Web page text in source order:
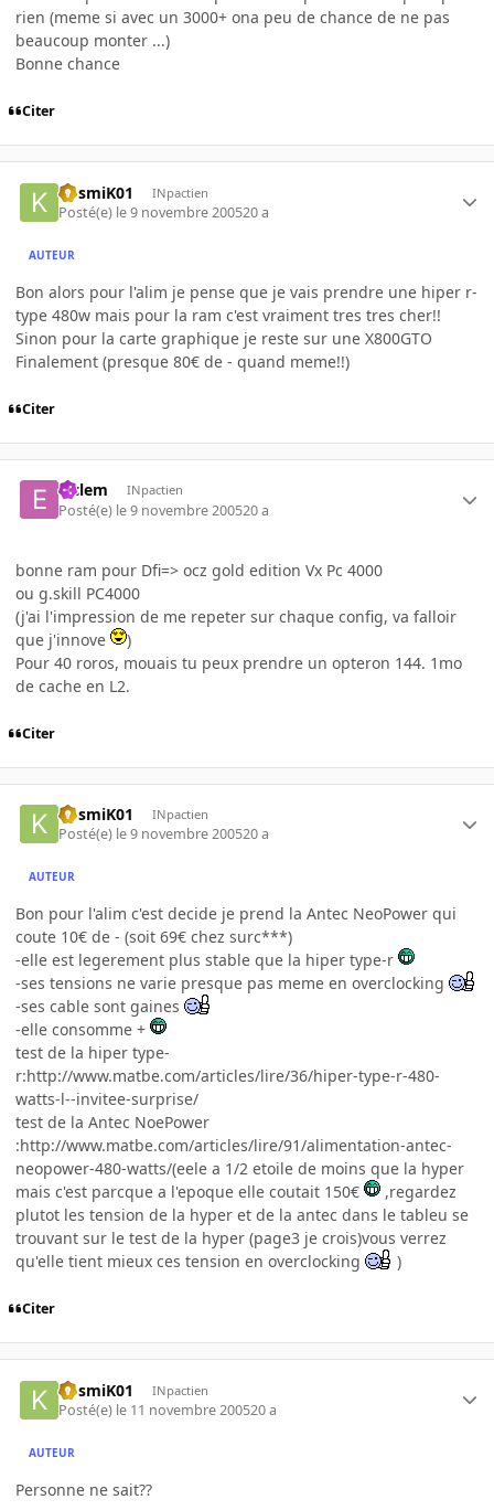
rien (meme si avec un 3000+ ona peu de chance de ne pas
beaucoup monter ...)
Bonne chance
Citer
KosmiK01 INpactien
Posté(e) le 9 novembre 200520 a
AUTEUR
Bon alors pour l'alim je pense que je vais prendre une hiper r-
type 480w mais pour la ram c'est vraiment tres tres cher!!
Sinon pour la carte graphique je reste sur une X800GTO
Finalement (presque 80€ de - quand meme!!)
Citer
elclem INpactien
Posté(e) le 9 novembre 200520 a
bonne ram pour Dfi=> ocz gold edition Vx Pc 4000
ou g.skill PC4000
(j'ai l'impression de me repeter sur chaque config, va falloir
que j'innove
)
Pour 40 roros, mouais tu peux prendre un opteron 144. 1mo
de cache en L2.
Citer
KosmiK01 INpactien
Posté(e) le 9 novembre 200520 a
AUTEUR
Bon pour l'alim c'est decide je prend la Antec NeoPower qui
coute 10€ de - (soit 69€ chez surc***)
-elle est legerement plus stable que la hiper type-r
-ses tensions ne varie presque pas meme en overclocking
-ses cable sont gaines
-elle consomme +
test de la hiper type-
r:http://www.matbe.com/articles/lire/36/hiper-type-r-480-
watts-l--invitee-surprise/
test de la Antec NoePower
:http://www.matbe.com/articles/lire/91/alimentation-antec-
neopower-480-watts/(eele a 1/2 etoile de moins que la hyper
mais c'est parcque a l'epoque elle coutait 150€
,regardez
plutot les tension de la hyper et de la antec dans le tableu se
trouvant sur le test de la hyper (page3 je crois)vous verrez
qu'elle tient mieux ces tension en overclocking
)
Citer
KosmiK01 INpactien
Posté(e) le 11 novembre 200520 a
AUTEUR
Personne ne sait??